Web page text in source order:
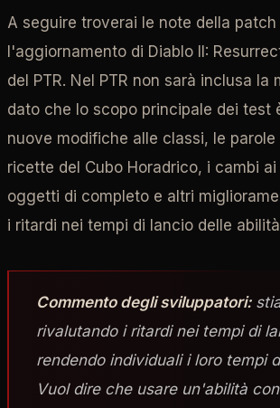
A seguire troverai le note della patch
l'aggiornamento di Diablo II:
del PTR. Nel PTR non sarà inclusa la
dato che lo scopo principale dei test
nuove modifiche alle classi, le parole
ricette del Cubo Horadrico, i cambi
oggetti di completo e altri
i ritardi nei tempi di lancio delle
Commento degli sviluppatori:
rivalutando i ritardi nei tempi di
rendendo individuali i loro tempi
Vuol dire che usare un'abilità